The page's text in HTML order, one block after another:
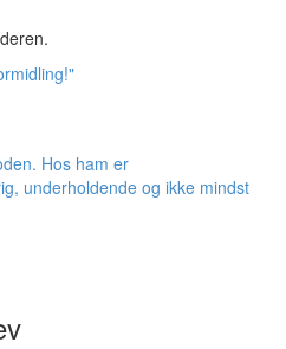
Hos ham er
underholdende og ikke mindst